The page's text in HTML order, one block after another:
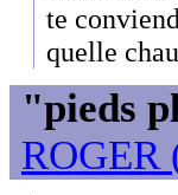
te
quelle
"pieds
ROGER